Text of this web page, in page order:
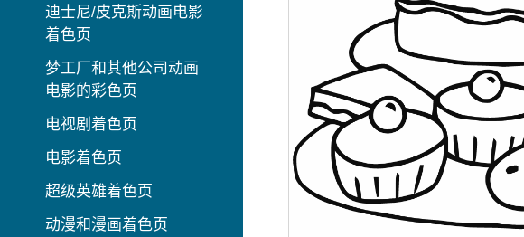
迪士尼/皮克斯动画电影
着色页
梦工厂和其他公司动画
电影的彩色页
电视剧着色页
电影着色页
超级英雄着色页
动漫和漫画着色页